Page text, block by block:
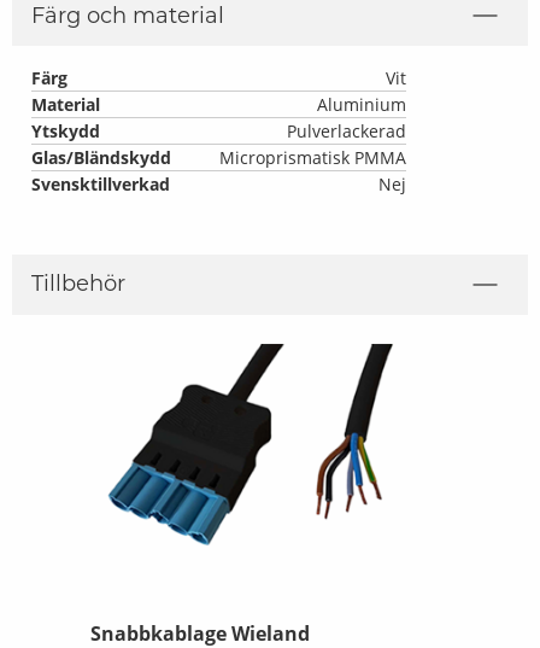
Färg och material
Färg
Vit
Material
Aluminium
Ytskydd
Pulverlackerad
Glas/Bländskydd
Microprismatisk PMMA
Svensktillverkad
Nej
Tillbehör
Snabbkablage Wieland